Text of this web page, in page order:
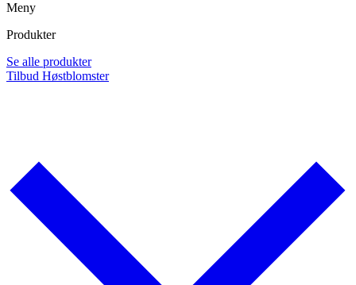
Meny
Produkter
Se alle produkter
Tilbud Høstblomster